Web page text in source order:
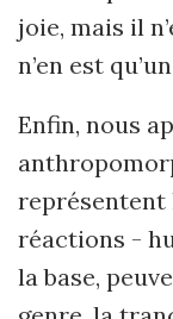
joie, mais il
n’en est
Enfin, nous
réactions -
la base,